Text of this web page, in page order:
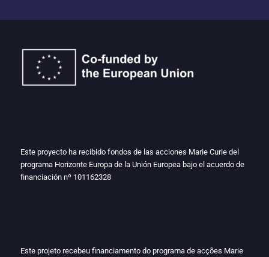
Este proyecto ha recibido fondos de las acciones Marie Curie del
programa Horizonte Europa de la Unión Europea bajo el acuerdo de
financiación nº 101162328
Este projeto recebeu financiamento do programa de acções Marie